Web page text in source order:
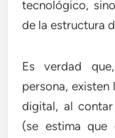
tecnológico,
de la estructura
Es verdad
persona,
digital, al
(se estima